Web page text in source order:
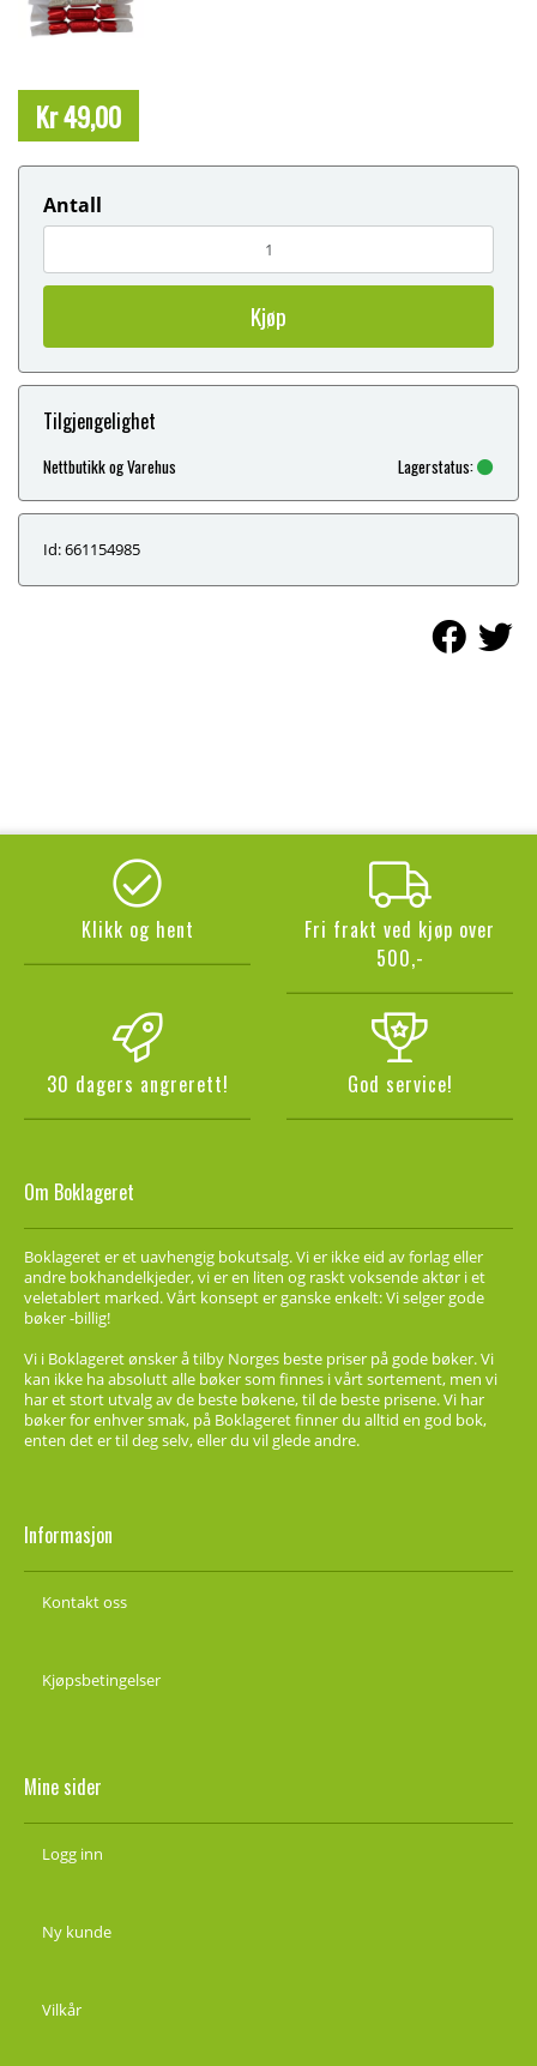
Kr 49,00
Antall
Kjøp
Tilgjengelighet
Nettbutikk og Varehus Lagerstatus:
Id: 661154985
Klikk og hent
Fri frakt ved kjøp over
500,-
30 dagers angrerett! God service!
Om Boklageret
Boklageret er et uavhengig bokutsalg. Vi er ikke eid av forlag eller
andre bokhandelkjeder, vi er en liten og raskt voksende aktør i et
veletablert marked. Vårt konsept er ganske enkelt: Vi selger gode
bøker -billig!
Vi i Boklageret ønsker å tilby Norges beste priser på gode bøker. Vi
kan ikke ha absolutt alle bøker som finnes i vårt sortement, men vi
har et stort utvalg av de beste bøkene, til de beste prisene. Vi har
bøker for enhver smak, på Boklageret finner du alltid en god bok,
enten det er til deg selv, eller du vil glede andre.
Informasjon
Kontakt oss
Kjøpsbetingelser
Mine sider
Logg inn
Ny kunde
Vilkår